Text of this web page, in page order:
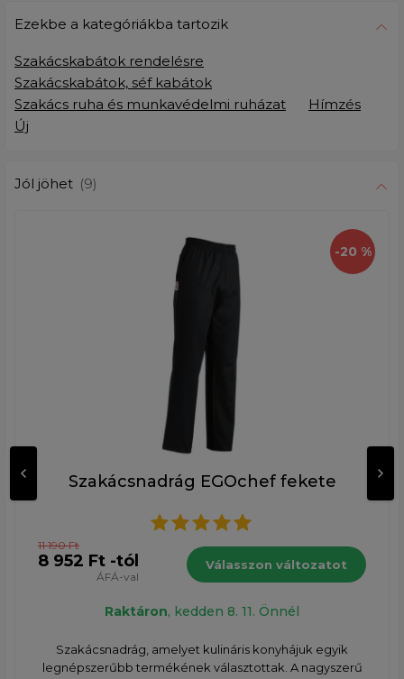
Ezekbe a kategóriákba tartozik
Szakácskabátok rendelésre
Szakácskabátok, séf kabátok
Szakács ruha és munkavédelmi ruházat
Hímzés
Új
Jól jöhet (9)
-20 %
Szakácsnadrág EGOchef fekete
11 190 Ft
8 952 Ft -tól
ÁFÁ-val
Válasszon változatot
Raktáron, kedden 8. 11. Önnél
Szakácsnadrág, amelyet kulináris konyhájuk egyik
legnépszerűbb termékének választottak. A nagyszerű